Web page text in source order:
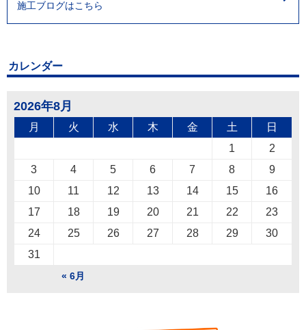
施工ブログはこちら
カレンダー
2026年8月
月 火 水 木 金 土 日
« 6月
1
2
3
4 5 6 7 8
9
10
11 12 13 14 15
16
17
18 19 20 21 22
23
24
25 26 27 28 29
30
31